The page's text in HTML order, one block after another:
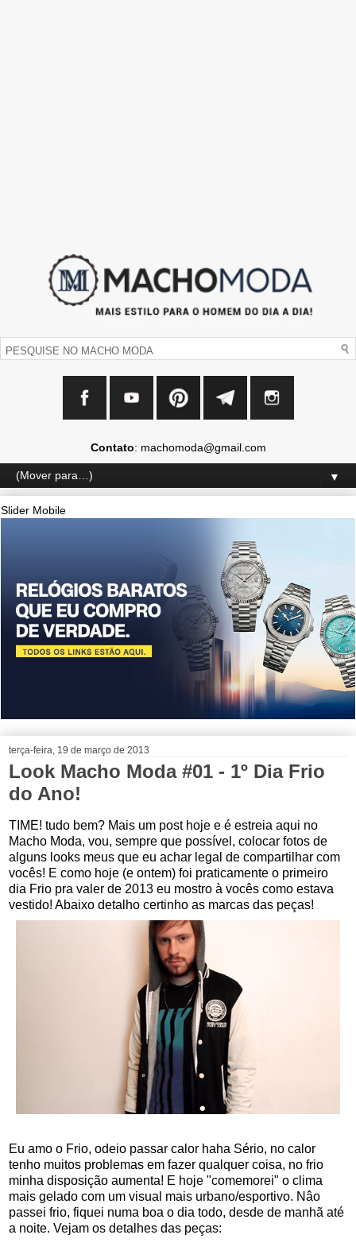
Contato: machomoda@gmail.com
▼
Slider Mobile
terça-feira, 19 de março de 2013
Look Macho Moda #01 - 1º Dia Frio
do Ano!
TIME! tudo bem? Mais um post hoje e é estreia aqui no
Macho Moda, vou, sempre que possível, colocar fotos de
alguns looks meus que eu achar legal de compartilhar com
vocês! E como hoje (e ontem) foi praticamente o primeiro
dia Frio pra valer de 2013 eu mostro à vocês como estava
vestido! Abaixo detalho certinho as marcas das peças!
Eu amo o Frio, odeio passar calor haha Sério, no calor
tenho muitos problemas em fazer qualquer coisa, no frio
minha disposição aumenta! E hoje "comemorei" o clima
mais gelado com um visual mais urbano/esportivo. Nâo
passei frio, fiquei numa boa o dia todo, desde de manhã até
a noite. Vejam os detalhes das peças: